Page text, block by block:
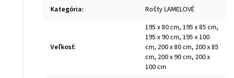
Kategória: Rošty LAMELOVÉ
Veľkosť:
195 x 80 cm, 195 x 85 cm,
195 x 90 cm, 195 x 100
cm, 200 x 80 cm, 200 x 85
cm, 200 x 90 cm, 200 x
100 cm